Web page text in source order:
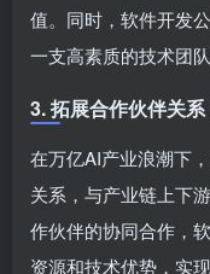
值。同时，软件开发
一支高素质的技术团队
3. 拓展合作伙伴关系
在万亿AI产业浪潮下
关系，与产业链上下
作伙伴的协同合作，
资源和技术优势，实现